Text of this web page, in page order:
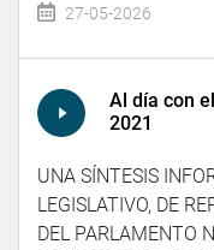
27-05-2026
Al día con
2021
UNA SÍNTESIS
LEGISLATIVO, DE
DEL PARLAMENTO